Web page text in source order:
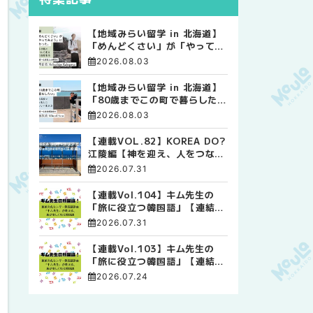
【地域みらい留学 in 北海道】
「めんどくさい」が「やってみ
よう」に変わった。 十勝の風
自由な高校生活
2026.08.03
【地域みらい留学 in 北海道】
「80歳までこの町で暮らした
い」 標津高校で踏み出した、
2026.08.03
【連載VOL.82】KOREA DO?
江陵編【神を迎え、人をつなぐ
時間 ― 江陵端午祭 】
2026.07.31
【連載Vol.104】キム先生の
「旅に役立つ韓国語」【連結語
尾について その4】
2026.07.31
【連載Vol.103】キム先生の
「旅に役立つ韓国語」【連結語
尾について その3】
2026.07.24